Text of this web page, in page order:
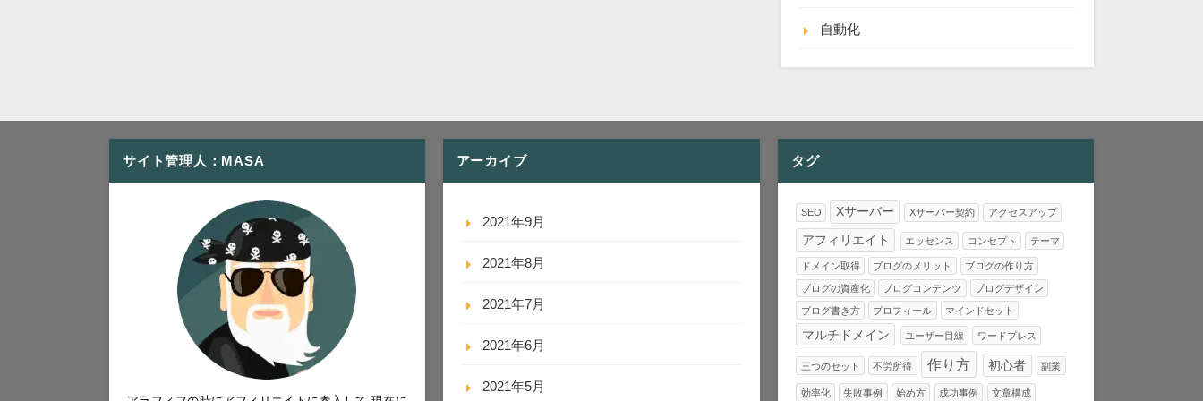
自動化
サイト管理人：MASA アーカイブ
2021年9月
2021年8月
2021年7月
2021年6月
2021年5月
タグ
SEO Xサーバー Xサーバー契約 アクセスアップ
アフィリエイト エッセンス コンセプト テーマ
ドメイン取得 ブログのメリット ブログの作り方
ブログの資産化 ブログコンテンツ ブログデザイン
ブログ書き方 プロフィール マインドセット
マルチドメイン ユーザー目線 ワードプレス
三つのセット 不労所得 作り方 初心者 副業
効率化 失敗事例 始め方 成功事例 文章構成